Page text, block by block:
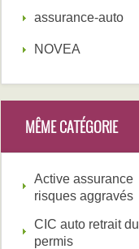
assurance-auto
NOVEA
MÊME CATÉGORIE
Active assurance
risques aggravés
CIC auto retrait du
permis